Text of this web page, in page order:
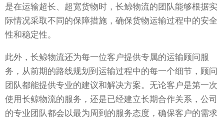
是在运输超长、超宽货物时，长鲸物流的团队能够根据实
际情况采取不同的保障措施，确保货物运输过程中的安全
性和稳定性。
此外，长鲸物流还为每一位客户提供专属的运输顾问服
务，从前期的路线规划到运输过程中的每一个细节，顾问
团队都能提供专业的建议和解决方案。无论客户是第一次
使用长鲸物流的服务，还是已经建立长期合作关系，公司
的专业团队都会以最为周到的服务态度，确保客户的需求